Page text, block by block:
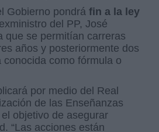
Gobierno pondráfin a la ley
del PP, José
que se permitían carreras
años y posteriormente dos
conocida como fórmula o
por medio del Real
de las Enseñanzas
objetivo de asegurar
“Las acciones están